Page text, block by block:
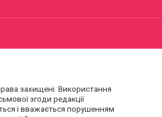
захищені. Використання
згоди редакції
і вважається порушенням